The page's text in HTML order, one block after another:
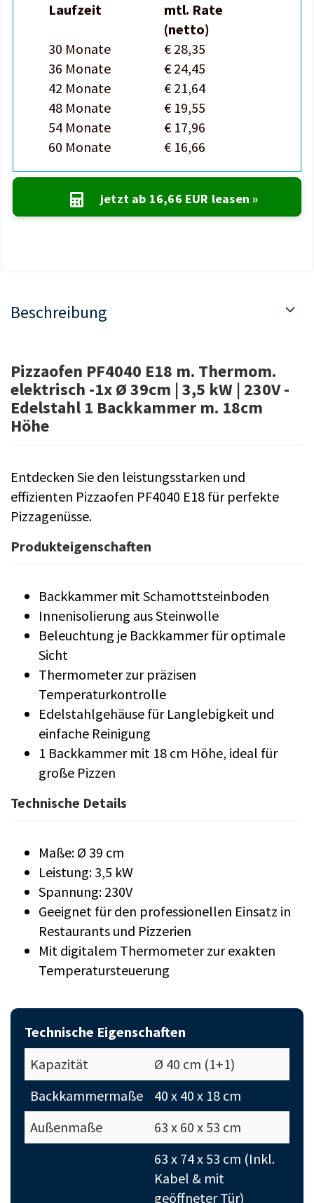
Laufzeit
mtl. Rate
(netto)
30 Monate
€ 28,35
36 Monate
€ 24,45
42 Monate
€ 21,64
48 Monate
€ 19,55
54 Monate
€ 17,96
60 Monate
€ 16,66
jetzt ab 16,66 EUR leasen »
Beschreibung
Pizzaofen PF4040 E18 m. Thermom.
elektrisch -1x Ø 39cm | 3,5 kW | 230V -
Edelstahl 1 Backkammer m. 18cm
Höhe
Entdecken Sie den leistungsstarken und
effizienten Pizzaofen PF4040 E18 für perfekte
Pizzagenüsse.
Produkteigenschaften
Backkammer mit Schamottsteinboden
Innenisolierung aus Steinwolle
Beleuchtung je Backkammer für optimale
Sicht
Thermometer zur präzisen
Temperaturkontrolle
Edelstahlgehäuse für Langlebigkeit und
einfache Reinigung
1 Backkammer mit 18 cm Höhe, ideal für
große Pizzen
Technische Details
Maße: Ø 39 cm
Leistung: 3,5 kW
Spannung: 230V
Geeignet für den professionellen Einsatz in
Restaurants und Pizzerien
Mit digitalem Thermometer zur exakten
Temperatursteuerung
Technische Eigenschaften
Kapazität
Ø 40 cm (1+1)
Backkammermaße
40 x 40 x 18 cm
Außenmaße
63 x 60 x 53 cm
63 x 74 x 53 cm (Inkl.
Kabel & mit
geöffneter Tür)